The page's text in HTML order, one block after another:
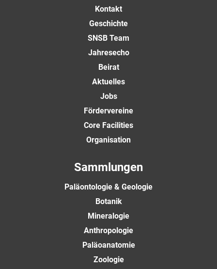
Kontakt
Geschichte
SNSB Team
Jahresecho
Beirat
Aktuelles
Jobs
Fördervereine
Core Facilities
Organisation
Sammlungen
Paläontologie & Geologie
Botanik
Mineralogie
Anthropologie
Paläoanatomie
Zoologie